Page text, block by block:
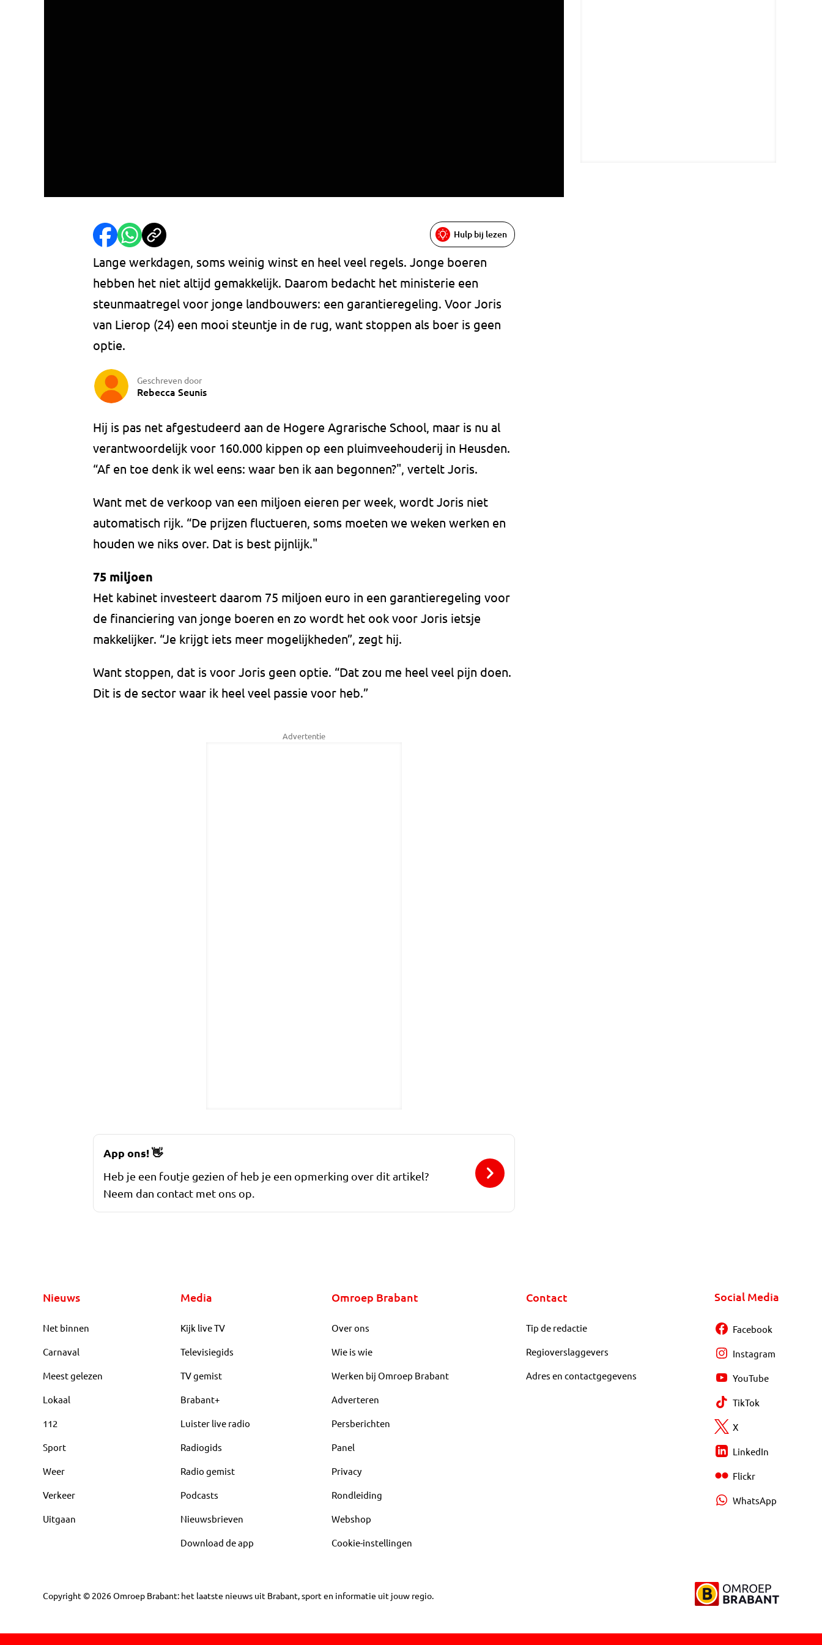
Hulp bij lezen
Lange werkdagen, soms weinig winst en heel veel regels. Jonge boeren
hebben het niet altijd gemakkelijk. Daarom bedacht het ministerie een
steunmaatregel voor jonge landbouwers: een garantieregeling. Voor Joris
van Lierop (24) een mooi steuntje in de rug, want stoppen als boer is geen
optie.
Geschreven door
Rebecca Seunis
Hij is pas net afgestudeerd aan de Hogere Agrarische School, maar is nu al
verantwoordelijk voor 160.000 kippen op een pluimveehouderij in Heusden.
“Af en toe denk ik wel eens: waar ben ik aan begonnen?", vertelt Joris.
Want met de verkoop van een miljoen eieren per week, wordt Joris niet
automatisch rijk. “De prijzen fluctueren, soms moeten we weken werken en
houden we niks over. Dat is best pijnlijk."
75 miljoen
Het kabinet investeert daarom 75 miljoen euro in een garantieregeling voor
de financiering van jonge boeren en zo wordt het ook voor Joris ietsje
makkelijker. “Je krijgt iets meer mogelijkheden”, zegt hij.
Want stoppen, dat is voor Joris geen optie. “Dat zou me heel veel pijn doen.
Dit is de sector waar ik heel veel passie voor heb.”
Advertentie
App ons!👋
Heb je een foutje gezien of heb je een opmerking over dit artikel?
Neem dan contact met ons op.
Nieuws
Net binnen
Carnaval
Meest gelezen
Lokaal
112
Sport
Weer
Verkeer
Uitgaan
Media
Kijk live TV
Televisiegids
TV gemist
Brabant+
Luister live radio
Radiogids
Radio gemist
Podcasts
Nieuwsbrieven
Download de app
Omroep Brabant
Over ons
Wie is wie
Werken bij Omroep Brabant
Adverteren
Persberichten
Panel
Privacy
Rondleiding
Webshop
Cookie-instellingen
Contact
Tip de redactie
Regioverslaggevers
Adres en contactgegevens
Social Media
Facebook
Instagram
YouTube
TikTok
X
LinkedIn
Flickr
WhatsApp
Copyright © 2026Omroep Brabant: het laatste nieuws uit Brabant, sport en informatie uit jouw regio.